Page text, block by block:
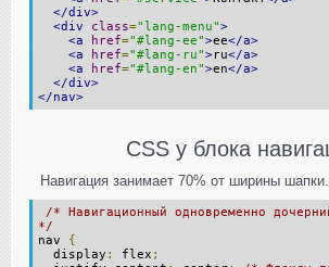
</div>
<div
class="lang-menu">
<a
href="#lang-ee">ee</a>
<a
href="#lang-ru">ru</a>
<a
href="#lang-en">en</a>
</div>
</nav>
CSS у блока
Навигация занимает 70% от ширины шапки.
/* Навигационный одновременно
*/
nav {
display : flex ;